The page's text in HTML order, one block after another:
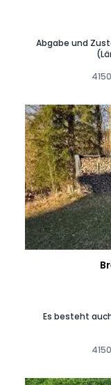
Abgabe und
Es besteht